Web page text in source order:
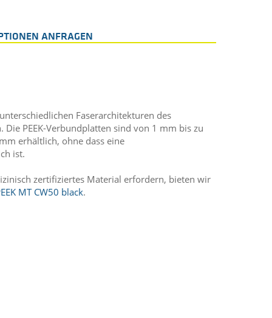
ANFRAGEN
unterschiedlichen Faserarchitekturen des
Die PEEK-Verbundplatten sind von 1 mm bis zu
erhältlich, ohne dass eine
ist.
zertifiziertes Material erfordern, bieten wir
MT CW50 black.